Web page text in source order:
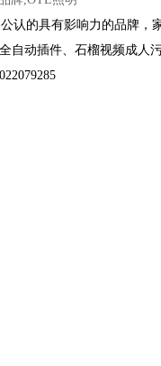
具有影响力的品牌，家
、全自动插件、石榴视